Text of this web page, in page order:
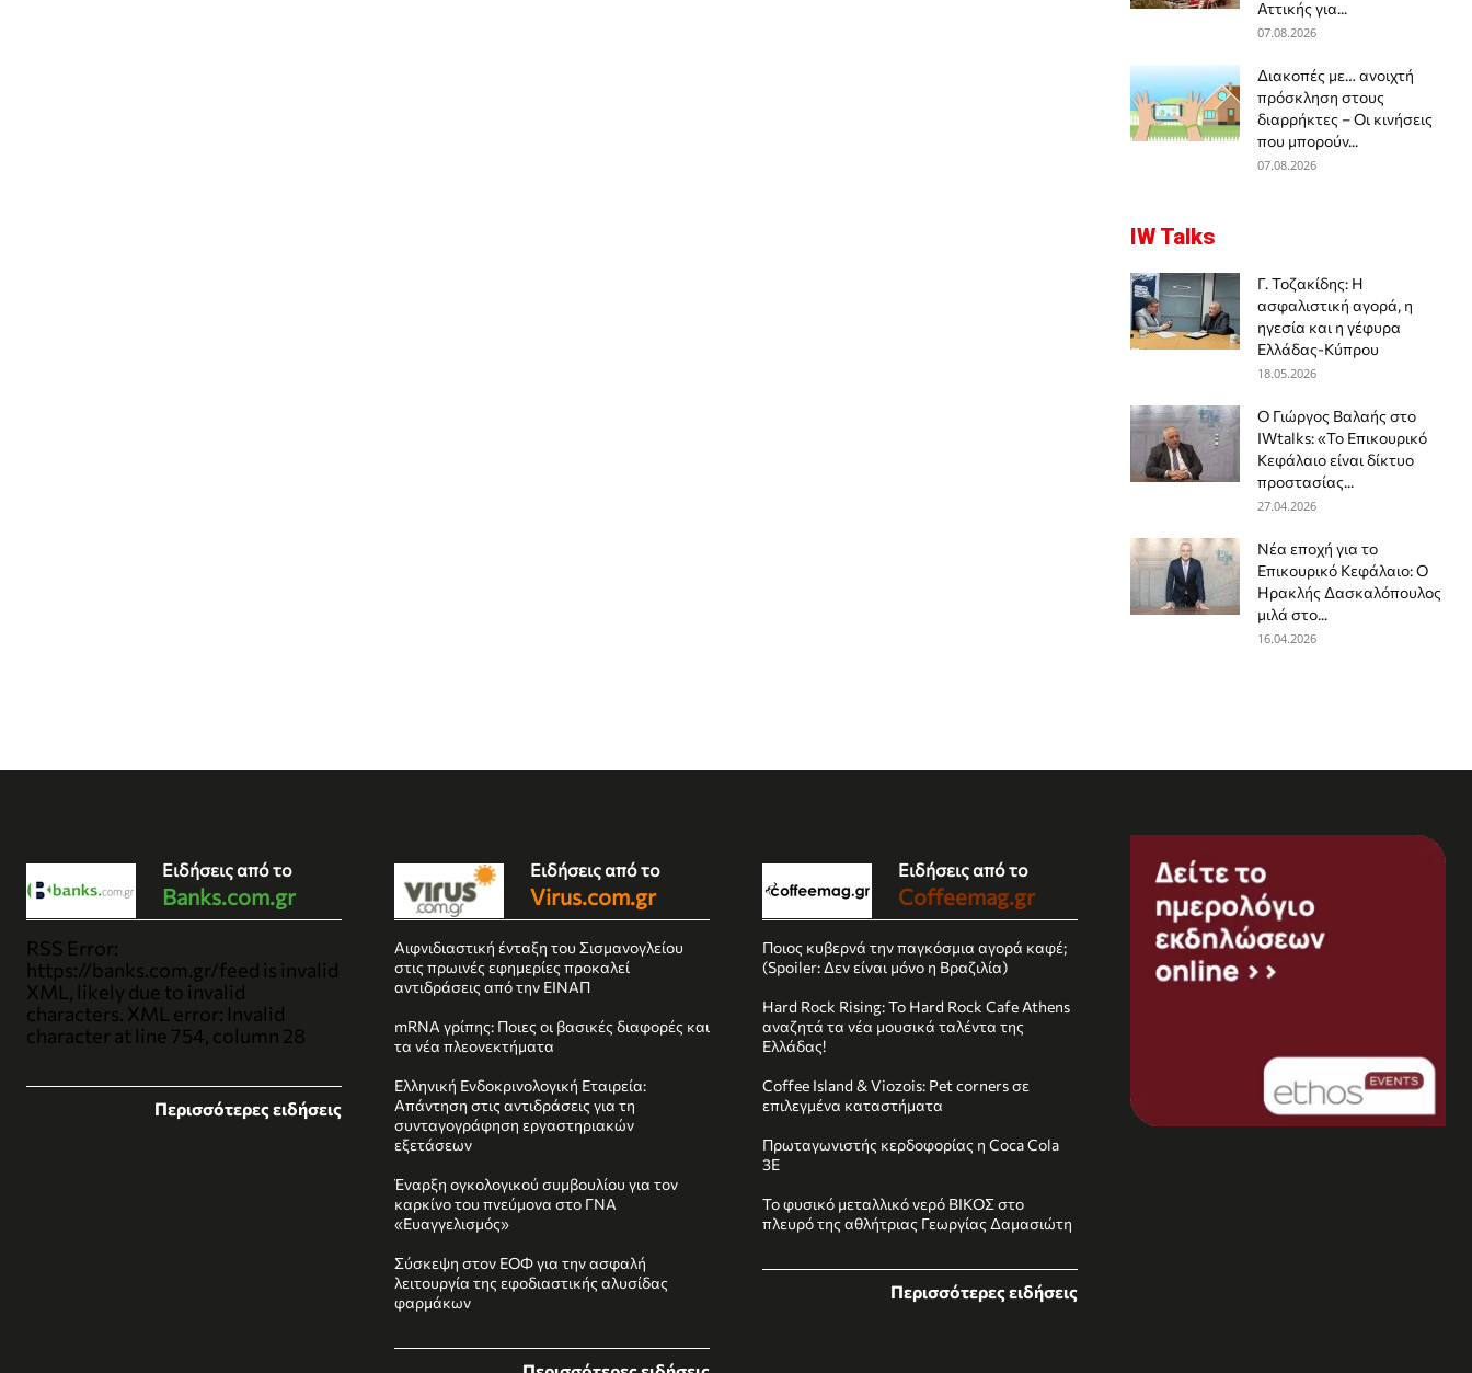
Αττικής για...
07.08.2026
Διακοπές με… ανοιχτή
πρόσκληση στους
διαρρήκτες – Οι κινήσεις
που μπορούν...
07.08.2026
IW Talks
Γ. Τοζακίδης: Η
ασφαλιστική αγορά, η
ηγεσία και η γέφυρα
Ελλάδας-Κύπρου
18.05.2026
Ο Γιώργος Βαλαής στο
IWtalks: «Το Επικουρικό
Κεφάλαιο είναι δίκτυο
προστασίας...
27.04.2026
Νέα εποχή για το
Επικουρικό Κεφάλαιο: Ο
Ηρακλής Δασκαλόπουλος
μιλά στο...
16.04.2026
Ειδήσεις από το
Banks.com.gr
RSS Error:
https://banks.com.gr/feed is invalid
XML, likely due to invalid
characters. XML error: Invalid
character at line 754, column 28
Περισσότερες ειδήσεις
Ειδήσεις από το
Virus.com.gr
Αιφνιδιαστική ένταξη του Σισμανογλείου
στις πρωινές εφημερίες προκαλεί
αντιδράσεις από την ΕΙΝΑΠ
mRNA γρίπης: Ποιες οι βασικές διαφορές και
τα νέα πλεονεκτήματα
Ελληνική Ενδοκρινολογική Εταιρεία:
Απάντηση στις αντιδράσεις για τη
συνταγογράφηση εργαστηριακών
εξετάσεων
Έναρξη ογκολογικού συμβουλίου για τον
καρκίνο του πνεύμονα στο ΓΝΑ
«Ευαγγελισμός»
Σύσκεψη στον ΕΟΦ για την ασφαλή
λειτουργία της εφοδιαστικής αλυσίδας
φαρμάκων
Ειδήσεις από το
Coffeemag.gr
Ποιος κυβερνά την παγκόσμια αγορά καφέ;
(Spoiler: Δεν είναι μόνο η Βραζιλία)
Hard Rock Rising: Το Hard Rock Cafe Athens
αναζητά τα νέα μουσικά ταλέντα της
Ελλάδας!
Coffee Island & Viozois: Pet corners σε
επιλεγμένα καταστήματα
Πρωταγωνιστής κερδοφορίας η Coca Cola
3E
Το φυσικό μεταλλικό νερό ΒΙΚΟΣ στο
πλευρό της αθλήτριας Γεωργίας Δαμασιώτη
Περισσότερες ειδήσεις